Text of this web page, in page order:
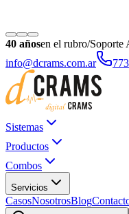
40 añosen el rubro/Soporte
info@dcrams.com.ar
Sistemas
Productos
Combos
Servicios
CasosNosotrosBlog